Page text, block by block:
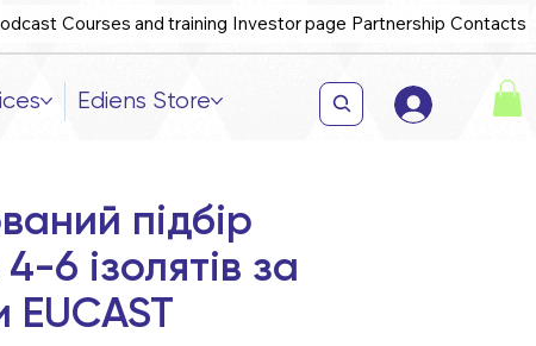
Courses and training Investor page Partnership Contacts
Ediens Store
підбір
6 ізолятів за